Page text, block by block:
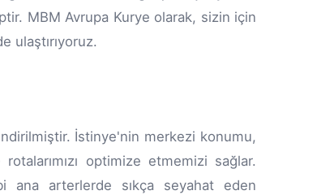
MBM Avrupa Kurye olarak, sizin için
ulaştırıyoruz.
İstinye'nin merkezi konumu,
optimize etmemizi sağlar.
ana arterlerde sıkça seyahat eden